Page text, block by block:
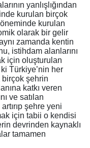
yanlışlığından
kurulan birçok
kurulan
olarak bir gelir
zamanda kentin
istihdam alanlarını
için oluşturulan
Türkiye’nin her
birçok şehrin
katkı veren
ve satılan
şehre yeni
için tabii o kendisi
devrinden kaynaklı
tamamen